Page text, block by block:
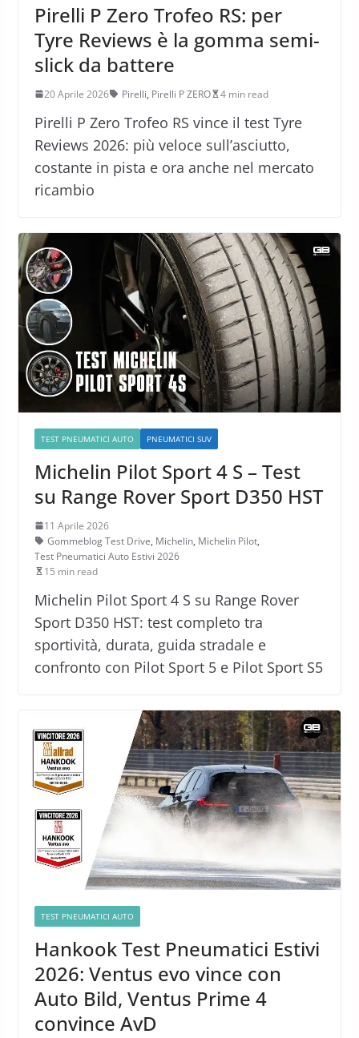
Pirelli P Zero Trofeo RS: per
Tyre Reviews è la gomma semi-
slick da battere
20 Aprile 2026 Pirelli, Pirelli P ZERO 4 min read
Pirelli P Zero Trofeo RS vince il test Tyre
Reviews 2026: più veloce sull’asciutto,
costante in pista e ora anche nel mercato
ricambio
TEST PNEUMATICI AUTO PNEUMATICI SUV
Michelin Pilot Sport 4 S – Test
su Range Rover Sport D350 HST
11 Aprile 2026
Gommeblog Test Drive, Michelin, Michelin Pilot,
Test Pneumatici Auto Estivi 2026
15 min read
Michelin Pilot Sport 4 S su Range Rover
Sport D350 HST: test completo tra
sportività, durata, guida stradale e
confronto con Pilot Sport 5 e Pilot Sport S5
TEST PNEUMATICI AUTO
Hankook Test Pneumatici Estivi
2026: Ventus evo vince con
Auto Bild, Ventus Prime 4
convince AvD